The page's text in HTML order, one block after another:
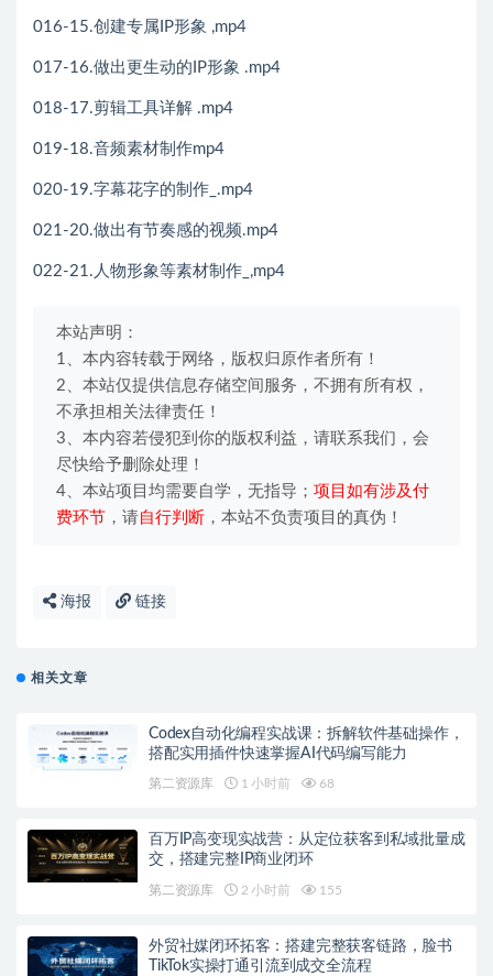
016-15.创建专属IP形象 ,mp4
017-16.做出更生动的IP形象 .mp4
018-17.剪辑工具详解 .mp4
019-18.音频素材制作mp4
020-19.字幕花字的制作_.mp4
021-20.做出有节奏感的视频.mp4
022-21.人物形象等素材制作_,mp4
本站声明：
1、本内容转载于网络，版权归原作者所有！
2、本站仅提供信息存储空间服务，不拥有所有权，
不承担相关法律责任！
3、本内容若侵犯到你的版权利益，请联系我们，会
尽快给予删除处理！
4、本站项目均需要自学，无指导； 项目如有涉及付
费环节 ，请自行判断 ，本站不负责项目的真伪！
海报 链接
相关文章
Codex自动化编程实战课：拆解软件基础操作，
搭配实用插件快速掌握AI代码编写能力
第二资源库 1 小时前 68
百万IP高变现实战营：从定位获客到私域批量成
交，搭建完整IP商业闭环
第二资源库 2 小时前 155
外贸社媒闭环拓客：搭建完整获客链路，脸书
TikTok实操打通引流到成交全流程